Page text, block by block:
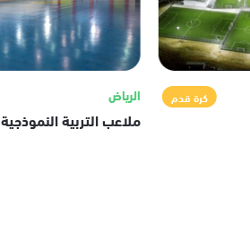
كرة قدم الرياض
ملاعب التربية النموذجية